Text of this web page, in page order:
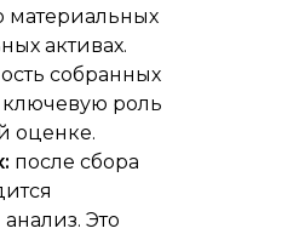
активах.
собранных
роль
оценке.
после сбора
Это